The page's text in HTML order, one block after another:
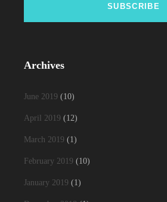
Archives
June 2019 (10)
April 2019 (12)
March 2019 (1)
February 2019 (10)
January 2019 (1)